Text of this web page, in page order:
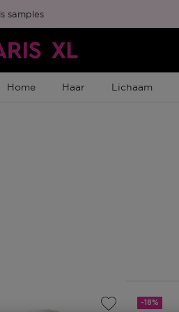
samples
Home Haar Lichaam
-18%